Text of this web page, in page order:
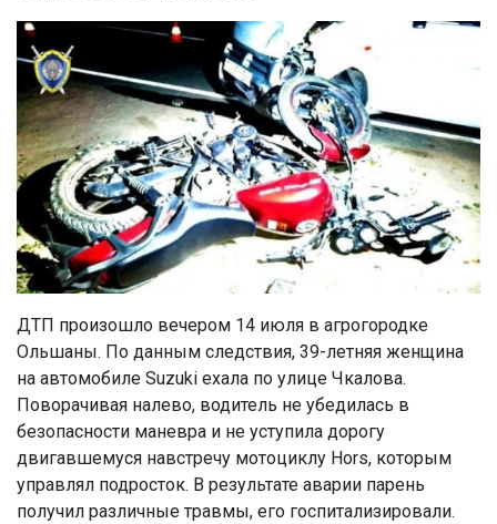
ДТП произошло вечером 14 июля в агрогородке
Ольшаны. По данным следствия, 39-летняя женщина
на автомобиле Suzuki ехала по улице Чкалова.
Поворачивая налево, водитель не убедилась в
безопасности маневра и не уступила дорогу
двигавшемуся навстречу мотоциклу Hors, которым
управлял подросток. В результате аварии парень
получил различные травмы, его госпитализировали.